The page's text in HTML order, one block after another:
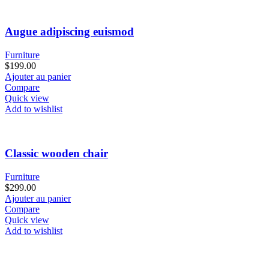
Augue adipiscing euismod
Furniture
$199.00
Ajouter au panier
Compare
Quick view
Add to wishlist
Classic wooden chair
Furniture
$299.00
Ajouter au panier
Compare
Quick view
Add to wishlist